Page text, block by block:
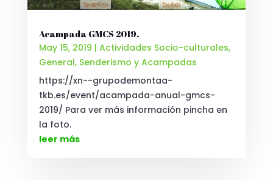
Acampada GMCS 2019.
May 15, 2019 | Actividades Socio-culturales,
General, Senderismo y Acampadas
https://xn--grupodemontaa-
tkb.es/event/acampada-anual-gmcs-
2019/ Para ver más información pincha en
la foto.
leer más